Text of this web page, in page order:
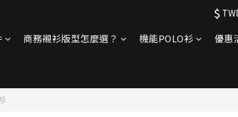
$
商務襯衫版型怎麼選？ 機能POLO衫 優惠